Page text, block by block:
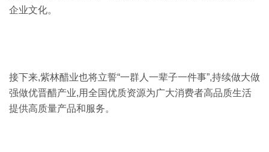
企业文化。
接下来,紫林醋业也将立誓“一群人一辈子一件事”,持续做大做
强做优晋醋产业,用全国优质资源为广大消费者高品质生活
提供高质量产品和服务。